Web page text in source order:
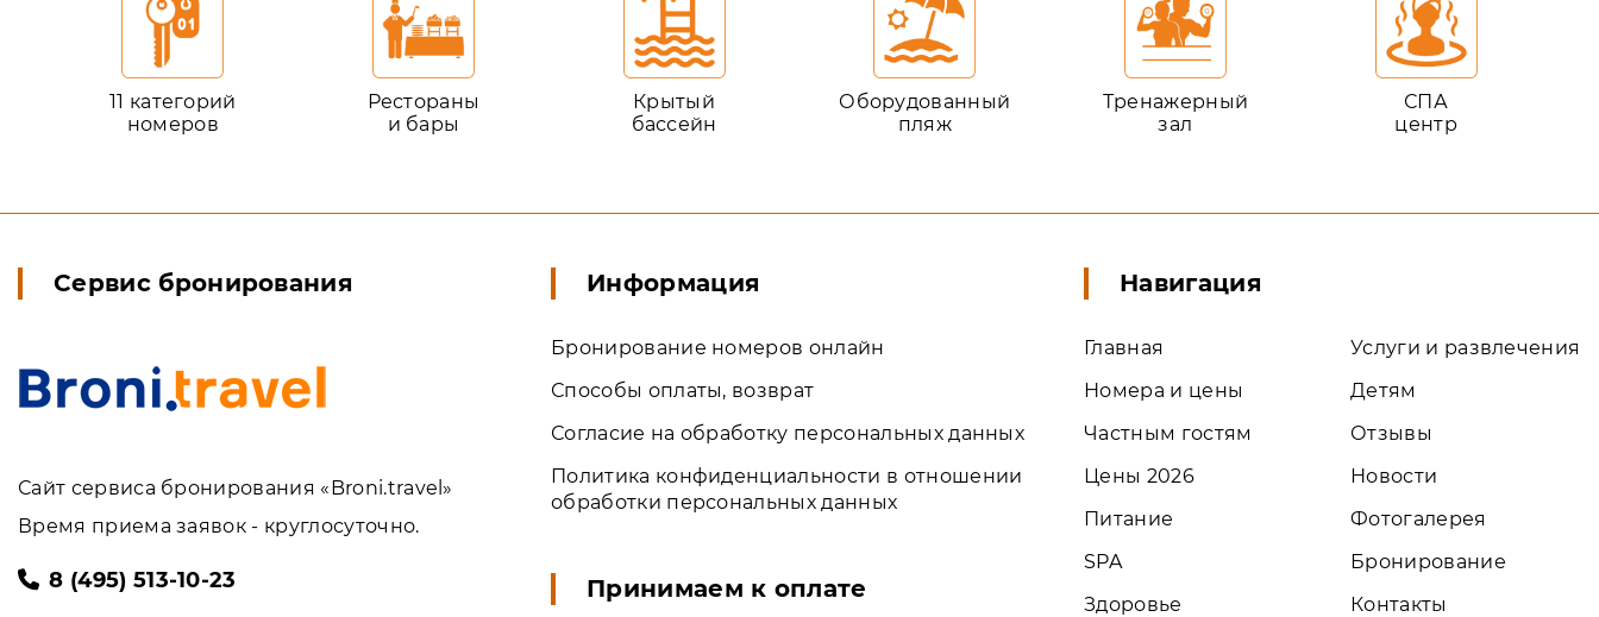
11 категорий
номеров
Рестораны
и бары
Крытый
бассейн
Оборудованный
пляж
Тренажерный
зал
СПА
центр
Сервис бронирования
Сайт сервиса бронирования «Broni.travel»
Время приема заявок - круглосуточно.
8 (495) 513-10-23
Информация
Бронирование номеров онлайн
Способы оплаты, возврат
Согласие на обработку персональных данных
Политика конфиденциальности в отношении
обработки персональных данных
Принимаем к оплате
Навигация
Главная
Номера и цены
Частным гостям
Цены 2026
Питание
SPA
Здоровье
Услуги и развлечения
Детям
Отзывы
Новости
Фотогалерея
Бронирование
Контакты